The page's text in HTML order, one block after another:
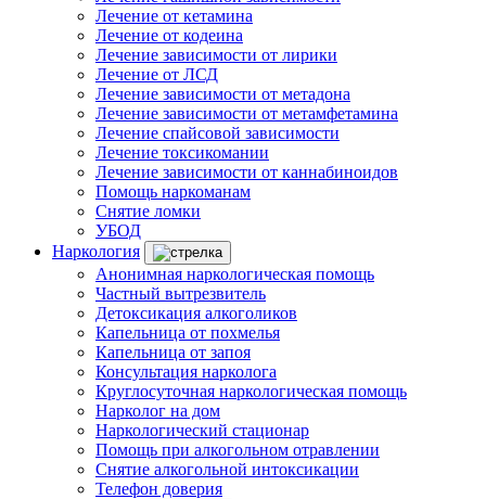
Лечение от кетамина
Лечение от кодеина
Лечение зависимости от лирики
Лечение от ЛСД
Лечение зависимости от метадона
Лечение зависимости от метамфетамина
Лечение спайсовой зависимости
Лечение токсикомании
Лечение зависимости от каннабиноидов
Помощь наркоманам
Снятие ломки
УБОД
Наркология
Анонимная наркологическая помощь
Частный вытрезвитель
Детоксикация алкоголиков
Капельница от похмелья
Капельница от запоя
Консультация нарколога
Круглосуточная наркологическая помощь
Нарколог на дом
Наркологический стационар
Помощь при алкогольном отравлении
Снятие алкогольной интоксикации
Телефон доверия